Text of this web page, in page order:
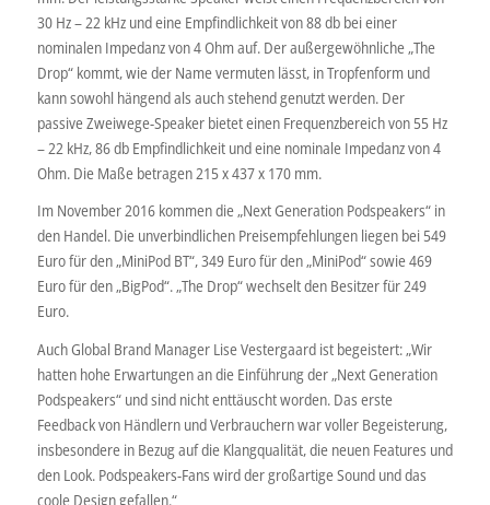
30 Hz – 22 kHz und eine Empfindlichkeit von 88 db bei einer
nominalen Impedanz von 4 Ohm auf. Der außergewöhnliche „The
Drop“ kommt, wie der Name vermuten lässt, in Tropfenform und
kann sowohl hängend als auch stehend genutzt werden. Der
passive Zweiwege-Speaker bietet einen Frequenzbereich von 55 Hz
– 22 kHz, 86 db Empfindlichkeit und eine nominale Impedanz von 4
Ohm. Die Maße betragen 215 x 437 x 170 mm.
Im November 2016 kommen die „Next Generation Podspeakers“ in
den Handel. Die unverbindlichen Preisempfehlungen liegen bei 549
Euro für den „MiniPod BT“, 349 Euro für den „MiniPod“ sowie 469
Euro für den „BigPod“. „The Drop“ wechselt den Besitzer für 249
Euro.
Auch Global Brand Manager Lise Vestergaard ist begeistert: „Wir
hatten hohe Erwartungen an die Einführung der „Next Generation
Podspeakers“ und sind nicht enttäuscht worden. Das erste
Feedback von Händlern und Verbrauchern war voller Begeisterung,
insbesondere in Bezug auf die Klangqualität, die neuen Features und
den Look. Podspeakers-Fans wird der großartige Sound und das
coole Design gefallen.“